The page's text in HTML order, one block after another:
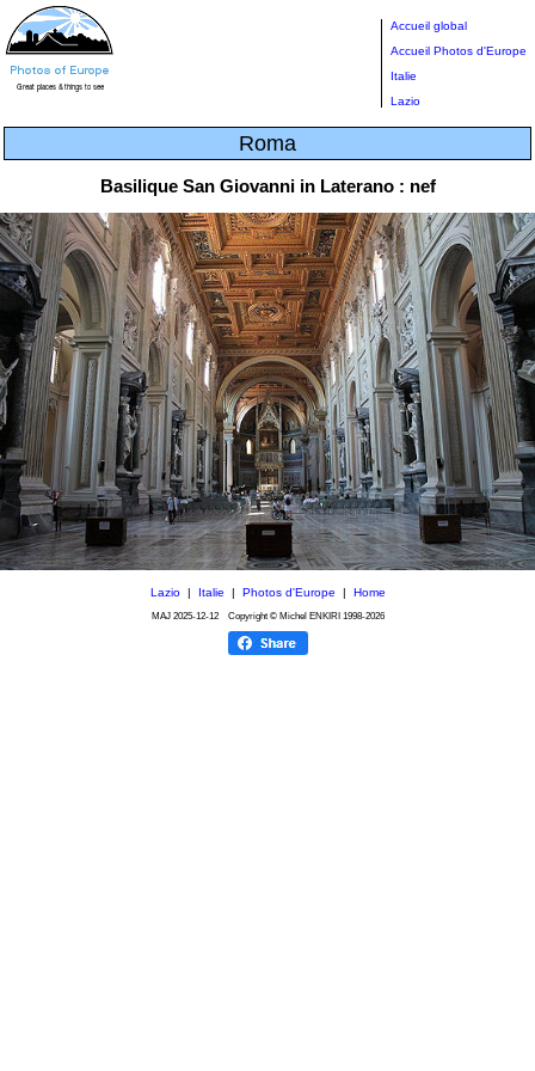
Accueil global
Accueil Photos d'Europe
Italie
Lazio
Roma
Basilique San Giovanni in Laterano : nef
Lazio| Italie | Photos d'Europe | Home
MAJ 2025-12-12Copyright © Michel ENKIRI 1998-2026